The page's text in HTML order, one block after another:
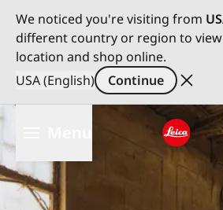
We noticed you're visiting from
different country or region to
location and shop online.
USA (English)
Continue
Skip
main
content
Leica